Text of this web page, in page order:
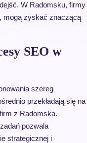
W Radomsku, firmy
mogą zyskać znaczącą
SEO w
szereg
przekładają się na
z Radomska.
pozwala
strategicznej i